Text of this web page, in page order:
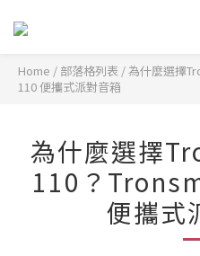
Home / 部落格列表 /為什麼選擇
110 便攜式派對音箱
為什麼選擇
110？
便攜式